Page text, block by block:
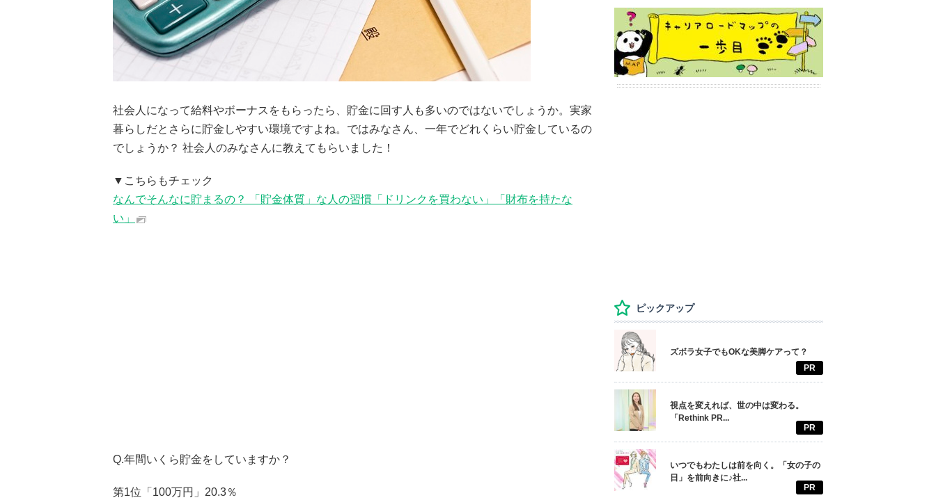
社会人になって給料やボーナスをもらったら、貯金に回す人も多いのではないでしょうか。実家
暮らしだとさらに貯金しやすい環境ですよね。ではみなさん、一年でどれくらい貯金しているの
でしょうか？ 社会人のみなさんに教えてもらいました！
▼こちらもチェック
なんでそんなに貯まるの？ 「貯金体質」な人の習慣「ドリンクを買わない」「財布を持たな
い」
Q.年間いくら貯金をしていますか？
第1位「100万円」20.3％
ピックアップ
ズボラ女子でもOKな美脚ケアって？
PR
視点を変えれば、世の中は変わる。
「Rethink PR...
PR
いつでもわたしは前を向く。「女の子の
日」を前向きに♪社...
PR